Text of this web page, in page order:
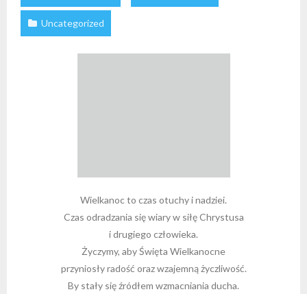
Uncategorized
Wielkanoc to czas otuchy i nadziei.
Czas odradzania się wiary w siłę Chrystusa
i drugiego człowieka.
Życzymy, aby Święta Wielkanocne
przyniosły radość oraz wzajemną życzliwość.
By stały się źródłem wzmacniania ducha.